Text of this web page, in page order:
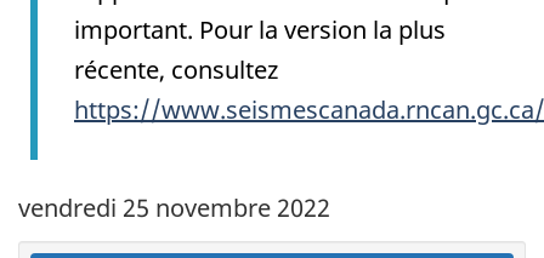
important. Pour la version la plus
récente, consultez
https://
vendredi 25 novembre 2022